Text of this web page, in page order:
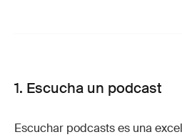
1. Escucha un podcast
Escuchar podcasts es una